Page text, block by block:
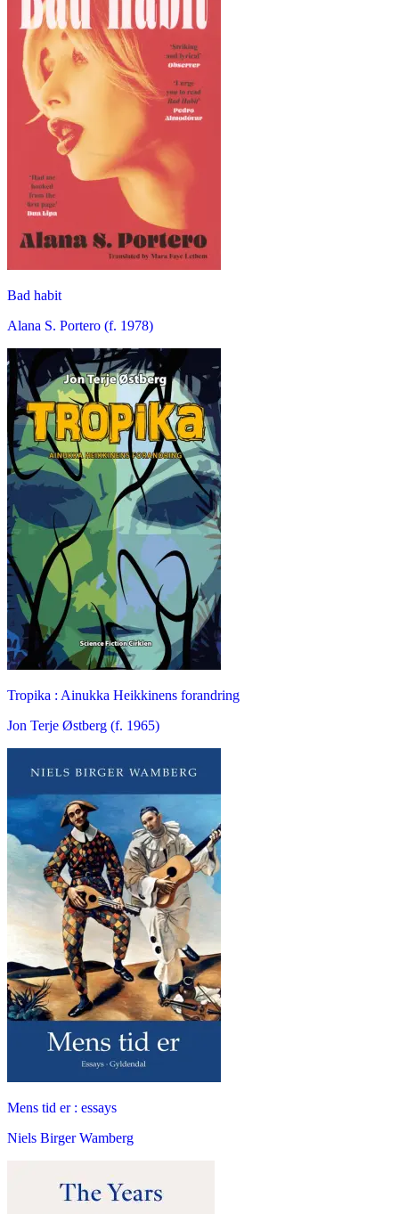
Bad habit
Alana S. Portero (f. 1978)
Tropika : Ainukka Heikkinens forandring
Jon Terje Østberg (f. 1965)
Mens tid er : essays
Niels Birger Wamberg